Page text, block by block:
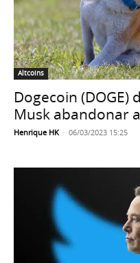
Altcoins
Dogecoin (DOGE)
Musk abandonar
Henrique HK - 06/03/2023 15:25